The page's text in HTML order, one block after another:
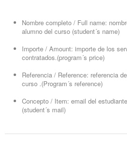
Nombre completo / Full name:
alumno del curso (student´s name)
Importe / Amount: importe de los
contratados.(program´s price)
Referencia / Reference: referencia
curso .(Program´s reference)
Concepto / Item: email del
(student´s mail)